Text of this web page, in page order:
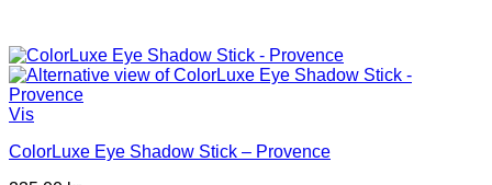
Vis
ColorLuxe Eye Shadow Stick – Provence